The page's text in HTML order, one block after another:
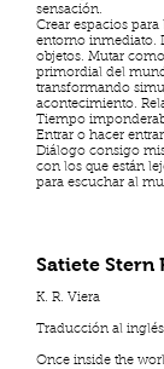
sensación.
Crear espacios
entorno inmediato.
objetos. Mutar
primordial del
transformando
acontecimiento.
Tiempo
Entrar o hacer
Diálogo consigo
con los que están
para escuchar al
Satiete Stern
K. R. Viera
Traducción al
Once inside the